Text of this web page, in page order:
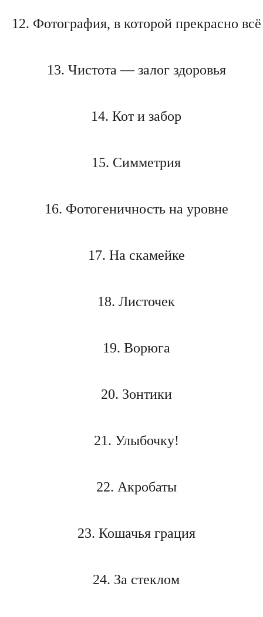
12. Фотография, в которой прекрасно всё
13. Чистота — залог здоровья
14. Кот и забор
15. Симметрия
16. Фотогеничность на уровне
17. На скамейке
18. Листочек
19. Ворюга
20. Зонтики
21. Улыбочку!
22. Акробаты
23. Кошачья грация
24. За стеклом